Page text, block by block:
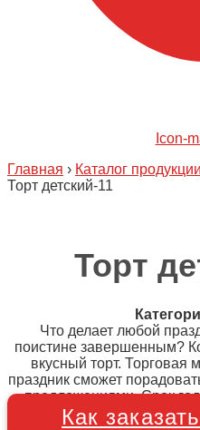
Icon-
Главная › Каталог продукции
Торт детский-11
Торт
Что делает любой
поистине завершенным?
вкусный торт. Торговая
праздник сможет
предложениями. Срок
Как заказать